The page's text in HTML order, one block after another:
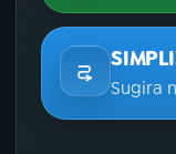
Sugira